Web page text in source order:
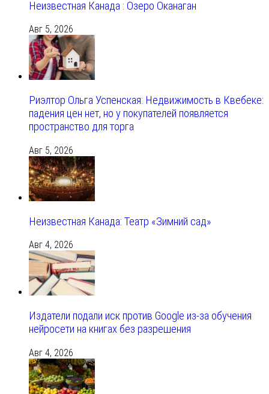
Неизвестная Канада : Озеро Оканаган
Авг 5, 2026
Риэлтор Ольга Успенская: Недвижимость в Квебеке:
падения цен нет, но у покупателей появляется
пространство для торга
Авг 5, 2026
Неизвестная Канада: Театр «Зимний сад»
Авг 4, 2026
Издатели подали иск против Google из‑за обучения
нейросети на книгах без разрешения
Авг 4, 2026